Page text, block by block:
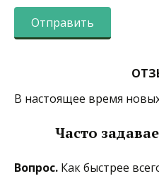
В настоящее время
Часто
Вопрос. Как быстрее